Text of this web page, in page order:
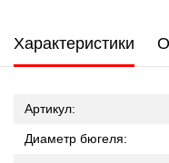
Характеристики
Артикул:
Диаметр бюгеля: